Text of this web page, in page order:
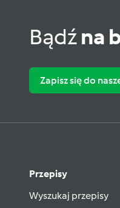
Bądźna
Zapisz się do
Przepisy
Wyszukaj przepisy